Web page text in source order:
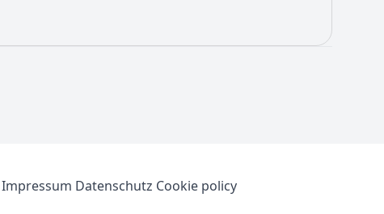
Impressum Datenschutz Cookie policy